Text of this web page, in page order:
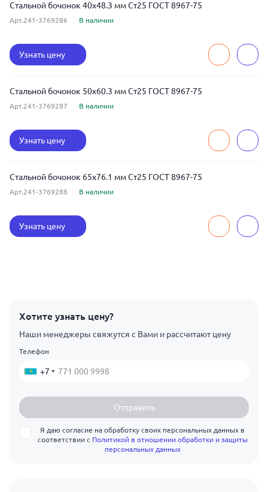
Стальной бочонок 40x48.3 мм Ст25 ГОСТ 8967-75
Арт.241-3769286 В наличии
Узнать цену
Стальной бочонок 50x60.3 мм Ст25 ГОСТ 8967-75
Арт.241-3769287 В наличии
Узнать цену
Стальной бочонок 65x76.1 мм Ст25 ГОСТ 8967-75
Арт.241-3769288 В наличии
Узнать цену
Хотите узнать цену?
Наши менеджеры свяжутся с Вами и рассчитают цену
Телефон
+7
Отправить
Я даю согласие на обработку своих персональных данных в
соответствии с Политикой в отношении обработки и защиты
персональных данных